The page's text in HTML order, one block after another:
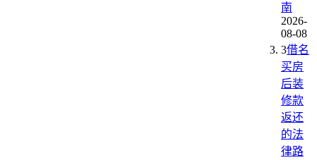
南
2026-
08-08
3借名
买房
后装
修款
返还
的法
律路